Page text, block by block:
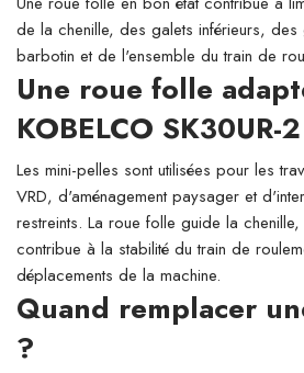
de la chenille, des galets inférieurs, des
barbotin et de l'ensemble du train de
Une roue folle
KOBELCO SK30UR-2
Les mini-pelles sont utilisées pour les
VRD, d'aménagement paysager et
restreints. La roue folle guide la
contribue à la stabilité du train de
déplacements de la machine.
Quand remplacer
?